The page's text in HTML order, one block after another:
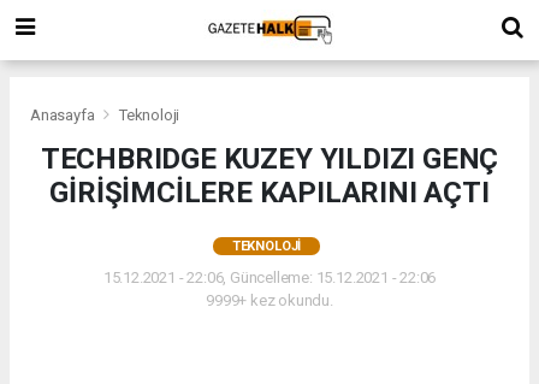
Anasayfa Teknoloji
TECHBRIDGE KUZEY YILDIZI GENÇ
GİRİŞİMCİLERE KAPILARINI AÇTI
TEKNOLOJI
15.12.2021 - 22:06, Güncelleme: 15.12.2021 - 22:06
9999+ kez okundu.